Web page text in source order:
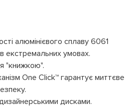
алюмінієвого сплаву 6061
екстремальних умовах.
"книжкою".
One Click™ гарантує миттєве
дисками.